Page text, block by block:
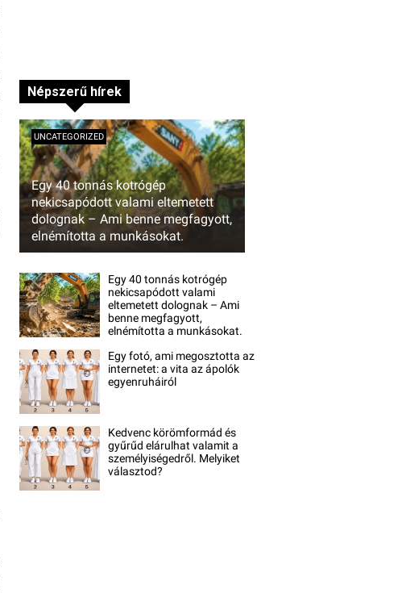
Népszerű hírek
Egy 40 tonnás kotrógép
nekicsapódott valami eltemetett
dolognak – Ami benne megfagyott,
elnémította a munkásokat.
UNCATEGORIZED
Egy 40 tonnás kotrógép
nekicsapódott valami
eltemetett dolognak – Ami
benne megfagyott,
elnémította a munkásokat.
Egy fotó, ami megosztotta az
internetet: a vita az ápolók
egyenruháiról
Kedvenc körömformád és
gyűrűd elárulhat valamit a
személyiségedről. Melyiket
választod?